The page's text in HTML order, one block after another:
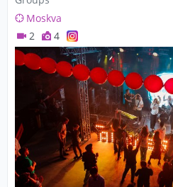
3. Maroon 5 – This Love
4. Adele – Rolling in the deep
5. Beatles – Can’t buy me love
6. Beatles – Bithday
7. Beatles – Come Together
8. Eurythmics–Sweet Dreams
9. Roxette - She's Got The Look
10. Lady Gaga – Just dance
11. Lady Gaga – Poker face
12. Lady Gaga – Bad romance
13. Rihana - Daimond
Moskva
2
4